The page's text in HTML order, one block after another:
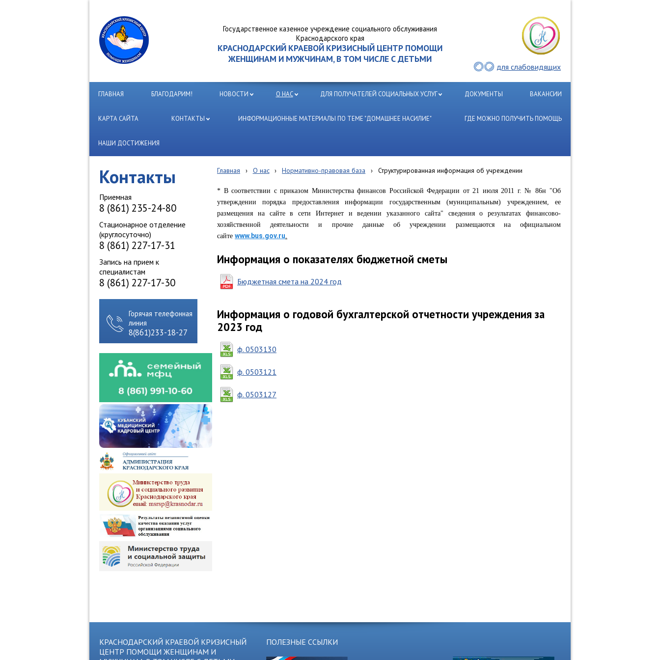
для слабовидящих
Государственное казенное учреждение социального обслуживания
Краснодарского края
КРАСНОДАРСКИЙ КРАЕВОЙ КРИЗИСНЫЙ ЦЕНТР ПОМОЩИ
ЖЕНЩИНАМ И МУЖЧИНАМ, В ТОМ ЧИСЛЕ С ДЕТЬМИ
ГЛАВНАЯ БЛАГОДАРИМ! НОВОСТИ О НАС ДЛЯ ПОЛУЧАТЕЛЕЙ СОЦИАЛЬНЫХ УСЛУГ ДОКУМЕНТЫ ВАКАНСИИ
КАРТА САЙТА КОНТАКТЫ ИНФОРМАЦИОННЫЕ МАТЕРИАЛЫ ПО ТЕМЕ "ДОМАШНЕЕ НАСИЛИЕ" ГДЕ МОЖНО ПОЛУЧИТЬ ПОМОЩЬ
НАШИ ДОСТИЖЕНИЯ
Контакты
Приемная
8 (861) 235-24-80
Стационарное отделение
(круглосуточно)
8 (861) 227-17-31
Запись на прием к
специалистам
8 (861) 227-17-30
Горячая телефонная
линия
8(861)233-18-27
Главная › О нас › Нормативно-правовая база › Структурированная информация об учреждении
* В соответствии с приказом Министерства финансов Российской Федерации от 21 июля 2011 г. № 86н "Об
утверждении порядка предоставления информации государственным (муниципальным) учреждением, ее
размещения на сайте в сети Интернет и ведении указанного сайта" сведения о результатах финансово-
хозяйственной деятельности и прочие данные об учреждении размещаются на официальном
сайте www.bus.gov.ru.
Информация о показателях бюджетной сметы
Бюджетная смета на 2024 год
Информация о годовой бухгалтерской отчетности учреждения за
2023 год
ф. 0503130
ф. 0503121
ф. 0503127
КРАСНОДАРСКИЙ КРАЕВОЙ КРИЗИСНЫЙ
ЦЕНТР ПОМОЩИ ЖЕНЩИНАМ И
ПОЛЕЗНЫЕ ССЫЛКИ